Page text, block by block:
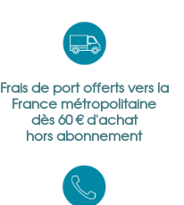
Frais de port offerts vers la
France métropolitaine
dès 60 € d'achat
hors abonnement